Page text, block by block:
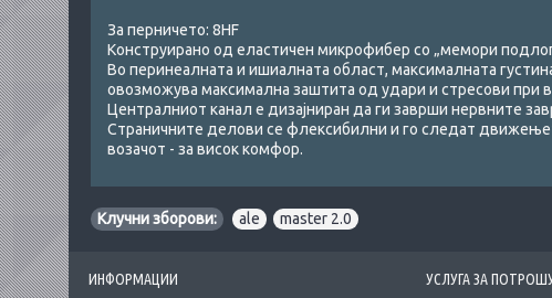
За перничето: 8HF
Конструирано од еластичен микрофибер со „мемори
Во перинеалната и ишиалната област, максималната
овозможува максимална заштита од удари и стресови при
Централниот канал е дизајниран да ги заврши нервните
Страничните делови се флексибилни и го следат
возачот - за висок комфор.
Клучни зборови: ale master 2.0
ИНФОРМАЦИИ УСЛУГА ЗА